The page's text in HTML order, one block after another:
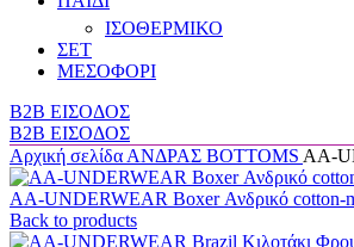
ΙΣΟΘΕΡΜΙΚΟ
ΣΕΤ
ΜΕΣΟΦΟΡΙ
B2B ΕΙΣΟΔΟΣ
B2B ΕΙΣΟΔΟΣ
Αρχική σελίδα ΑΝΔΡΑΣ BOTTOMS AA-
AA-UNDERWEAR Boxer Ανδρικό cotton-
Back to products